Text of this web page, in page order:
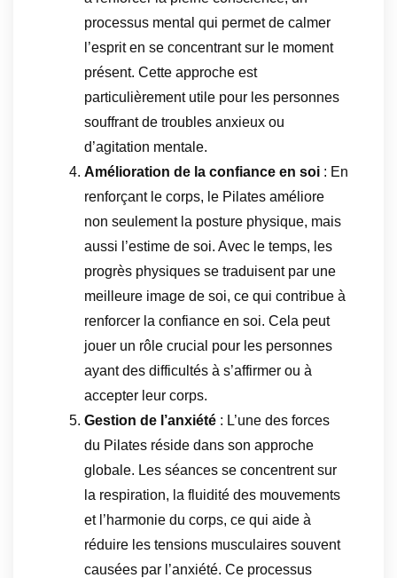
processus mental qui permet de calmer
l’esprit en se concentrant sur le moment
présent. Cette approche est
particulièrement utile pour les personnes
souffrant de troubles anxieux ou
d’agitation mentale.
Amélioration de la confiance en soi : En
renforçant le corps, le Pilates améliore
non seulement la posture physique, mais
aussi l’estime de soi. Avec le temps, les
progrès physiques se traduisent par une
meilleure image de soi, ce qui contribue à
renforcer la confiance en soi. Cela peut
jouer un rôle crucial pour les personnes
ayant des difficultés à s’affirmer ou à
accepter leur corps.
Gestion de l’anxiété : L’une des forces
du Pilates réside dans son approche
globale. Les séances se concentrent sur
la respiration, la fluidité des mouvements
et l’harmonie du corps, ce qui aide à
réduire les tensions musculaires souvent
causées par l’anxiété. Ce processus